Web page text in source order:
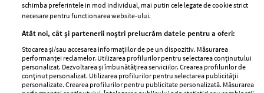
GSP
Unica
Baby
femei
Viva
Avantaje
schimba preferintele in mod individual, mai putin cele legate de cookie strict
necesare pentru functionarea website-ului.
Atât noi, cât și partenerii noștri prelucrăm datele pentru a oferi:
Stocarea și/sau accesarea informațiilor de pe un dispozitiv. Măsurarea
performanței reclamelor. Utilizarea profilurilor pentru selectarea conținutului
personalizat. Dezvoltarea și îmbunătățirea serviciilor. Crearea profilurilor de
conținut personalizat. Utilizarea profilurilor pentru selectarea publicității
personalizate. Crearea profilurilor pentru publicitate personalizată. Măsurarea